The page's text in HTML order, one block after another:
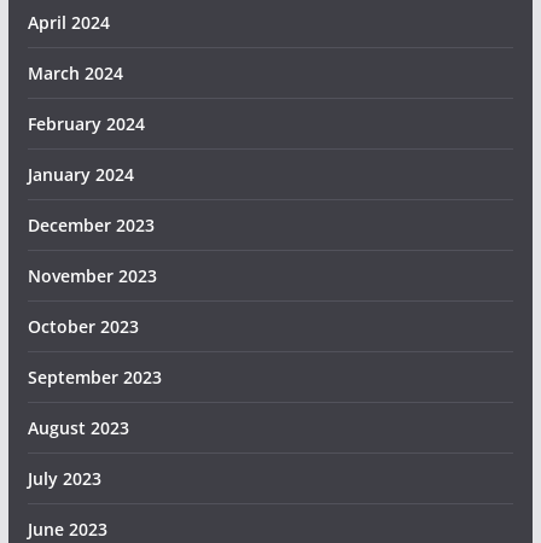
April 2024
March 2024
February 2024
January 2024
December 2023
November 2023
October 2023
September 2023
August 2023
July 2023
June 2023